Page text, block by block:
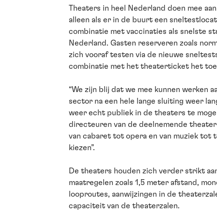
Theaters in heel Nederland doen mee
alleen als er in de buurt een
combinatie met vaccinaties als snelste
Nederland. Gasten reserveren zoals
zich vooraf testen via de nieuwe
combinatie met het theaterticket het
“We zijn blij dat we mee kunnen werken
sector na een hele lange sluiting weer
weer echt publiek in de theaters te
directeuren van de deelnemende
van cabaret tot opera en van muziek tot
kiezen”.
De theaters houden zich verder strikt
maatregelen zoals 1,5 meter afstand,
looproutes, aanwijzingen in de
capaciteit van de theaterzalen.